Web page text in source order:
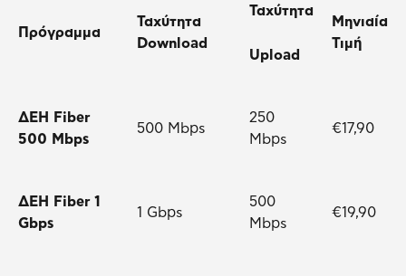
Πρόγραμμα
Ταχύτητα
Download
Ταχύτητα
Upload
Μηνιαία
Τιμή
ΔΕΗ Fiber
500 Mbps
500 Mbps
250
Mbps
€17,90
ΔΕΗ Fiber 1
Gbps
1 Gbps
500
Mbps
€19,90